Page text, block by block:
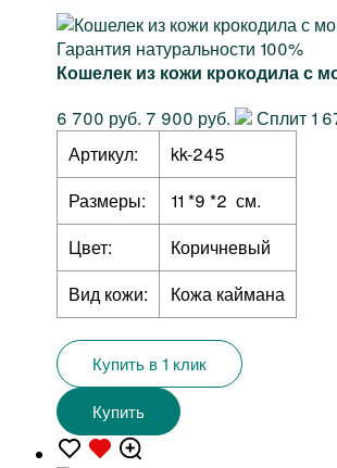
Гарантия натуральности 100%
Кошелек из кожи крокодила с
6 700 руб. 7 900 руб.
Сплит 1
Артикул:
kk-245
Размеры:
11 *9 *2 см.
Цвет:
Коричневый
Вид кожи:
Кожа каймана
Купить в 1 клик
Купить